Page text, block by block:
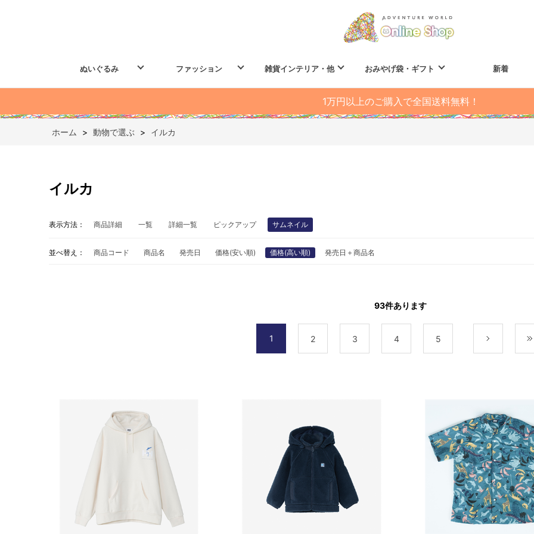
ぬいぐるみ ファッション 雑貨インテリア・他 おみやげ袋・ギフト 新着
1万円以上のご購入で全国送料無料！
ホーム > 動物で選ぶ > イルカ
イルカ
表示方法： 商品詳細 一覧 詳細一覧 ピックアップ サムネイル
並べ替え： 商品コード 商品名 発売日 価格(安い順) 価格(高い順) 発売日＋商品名
93件あります
1 2 3 4 5